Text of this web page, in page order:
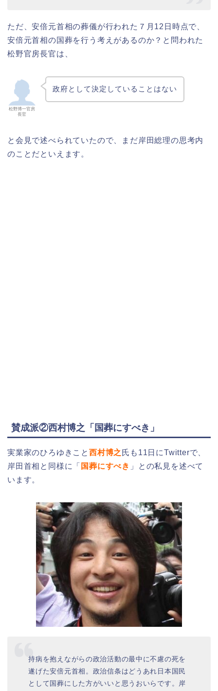
ただ、安倍元首相の葬儀が行われた７月12日時点で、
安倍元首相の国葬を行う考えがあるのか？と問われた
松野官房長官は、
松野博一官房
長官
政府として決定していることはない
と会見で述べられていたので、まだ岸田総理の思考内
のことだといえます。
賛成派②西村博之「国葬にすべき」
実業家のひろゆきこと 西村博之 氏も11日にTwitterで、
岸田首相と同様に「 国葬にすべき 」との私見を述べて
います。
持病を抱えながらの政治活動の最中に不慮の死を
遂げた安倍元首相。政治信条はどうあれ日本国民
として国葬にした方がいいと思うおいらです。岸